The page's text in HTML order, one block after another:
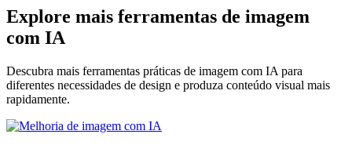
Explore mais ferramentas de imagem
com IA
Descubra mais ferramentas práticas de imagem com IA para
diferentes necessidades de design e produza conteúdo visual mais
rapidamente.